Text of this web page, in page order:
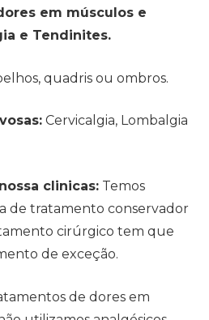
em músculos e
e Tendinites.
quadris ou ombros.
Cervicalgia, Lombalgia
clinicas: Temos
de tratamento conservador
cirúrgico tem que
de exceção.
de dores em